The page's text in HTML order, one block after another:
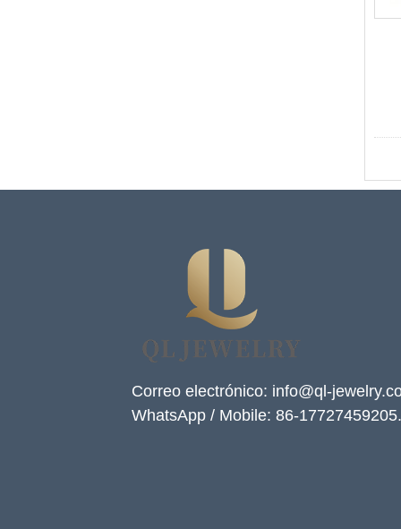
Correo electrónico: info@ql-
WhatsApp / Mobile: 86-17727459205.